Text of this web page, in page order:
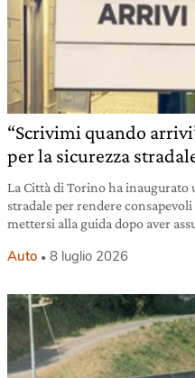
“Scrivimi quando
per la sicurezza
La Città di Torino ha inaugurato
stradale per rendere
mettersi alla guida dopo aver
Auto 8 luglio 2026